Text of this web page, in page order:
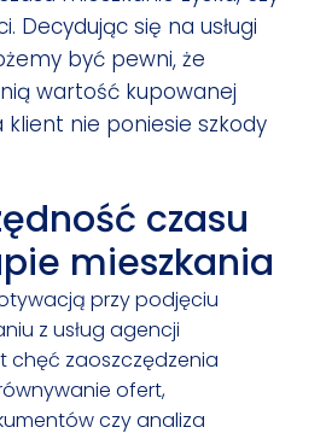
Decydując się na usługi
być pewni, że
wartość kupowanej
klient nie poniesie szkody
czasu
mieszkania
przy podjęciu
z usług agencji
chęć zaoszczędzenia
ofert,
czy analiza